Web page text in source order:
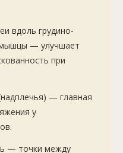
вдоль грудино-
— улучшает
при
— главная
у
— точки между